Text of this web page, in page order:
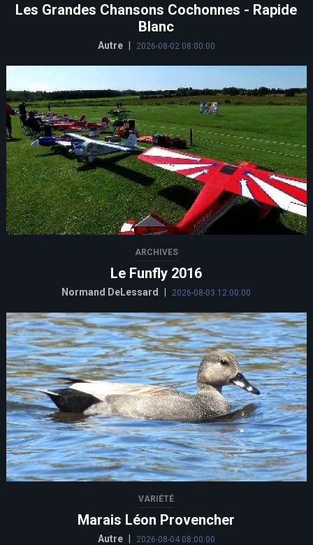
Les Grandes Chansons Cochonnes - Rapide
Blanc
Autre 2026-08-02 08:00:00
ARCHIVES
Le Funfly 2016
Normand DeLessard 2026-08-03 12:00:00
VARIÉTÉ
Marais Léon Provencher
Autre | 2026-08-04 08:00:00